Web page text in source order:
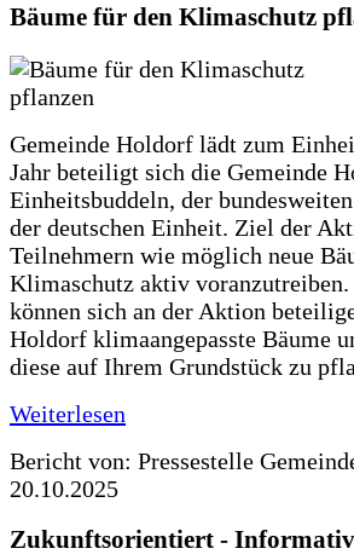
Bäume für den Klimaschutz
Gemeinde Holdorf lädt zum
Jahr beteiligt sich die Gemeinde
Einheitsbuddeln, der
der deutschen Einheit. Ziel der
Teilnehmern wie möglich neue
Klimaschutz aktiv
können sich an der Aktion
Holdorf klimaangepasste Bäume
diese auf Ihrem Grundstück zu
Weiterlesen
Bericht von: Pressestelle
20.10.2025
Zukunftsorientiert - Informativ